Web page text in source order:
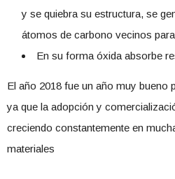
y se quiebra su estructura, se
átomos de carbono vecinos
En su forma óxida absorbe
El año 2018 fue un año muy bueno
ya que la adopción y
creciendo constantemente en
materiales